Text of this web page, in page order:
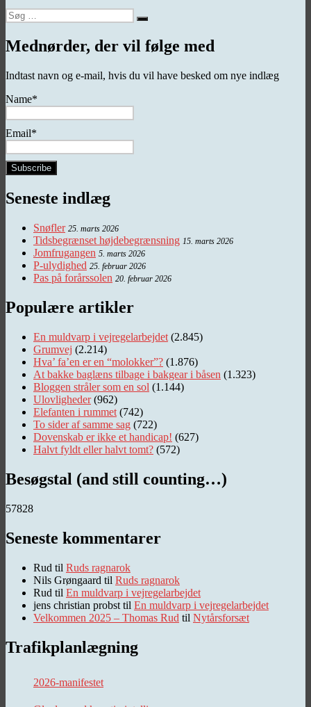
Søg
efter:
Søg
Mednørder, der vil følge med
Indtast navn og e-mail, hvis du vil have besked om nye indlæg
Name*
Email*
Seneste indlæg
Snøfler 25. marts 2026
Tidsbegrænset højdebegrænsning 15. marts 2026
Jomfrugangen 5. marts 2026
P-ulydighed 25. februar 2026
Pas på forårssolen 20. februar 2026
Populære artikler
En muldvarp i vejregelarbejdet (2.845)
Grumvej (2.214)
Hva’ fa’en er en “molokker”? (1.876)
At bakke baglæns tilbage i bakgear i båsen (1.323)
Bloggen stråler som en sol (1.144)
Ulovligheder (962)
Elefanten i rummet (742)
To sider af samme sag (722)
Dovenskab er ikke et handicap! (627)
Halvt fyldt eller halvt tomt? (572)
Besøgstal (and still counting…)
57828
Seneste kommentarer
Rud til Ruds ragnarok
Nils Grøngaard til Ruds ragnarok
Rud til En muldvarp i vejregelarbejdet
jens christian probst til En muldvarp i vejregelarbejdet
Velkommen 2025 – Thomas Rud til Nytårsforsæt
Trafikplanlægning
2026-manifestet